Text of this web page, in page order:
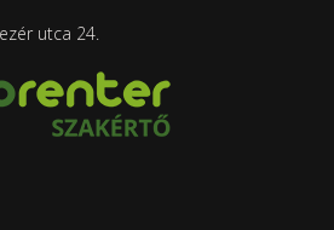
utca 24.